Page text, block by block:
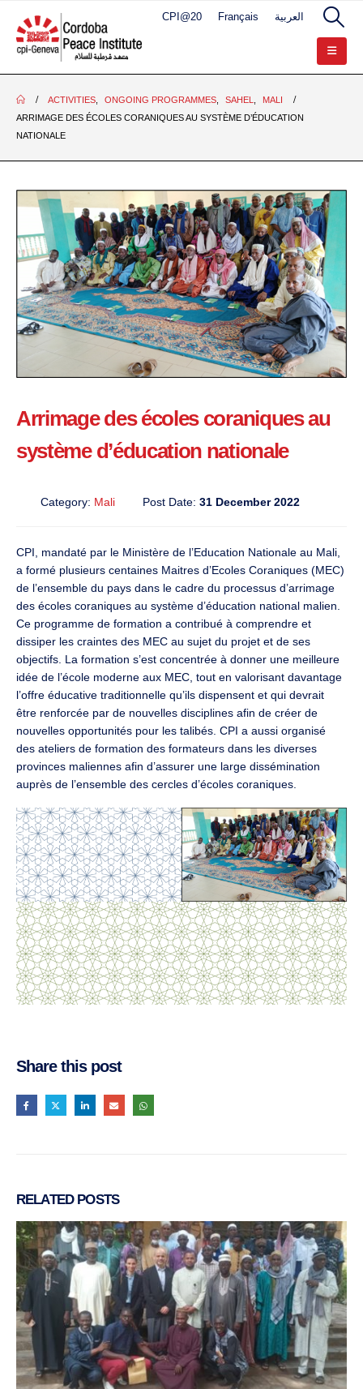
CPI@20 Français العربية
ACTIVITIES, ONGOING PROGRAMMES, SAHEL
MALI
ARRIMAGE DES ÉCOLES CORANIQUES AU SYSTÈME D’ÉDUCATION
NATIONALE
Arrimage des écoles coraniques au
système d’éducation nationale
Category: Mali Post Date: 31 December 2022
CPI, mandaté par le Ministère de l’Education Nationale au Mali,
a formé plusieurs centaines Maitres d’Ecoles Coraniques (MEC)
de l’ensemble du pays dans le cadre du processus d’arrimage
des écoles coraniques au système d’éducation national malien.
Ce programme de formation a contribué à comprendre et
dissiper les craintes des MEC au sujet du projet et de ses
objectifs. La formation s’est concentrée à donner une meilleure
idée de l’école moderne aux MEC, tout en valorisant davantage
l’offre éducative traditionnelle qu’ils dispensent et qui devrait
être renforcée par de nouvelles disciplines afin de créer de
nouvelles opportunités pour les talibés. CPI a aussi organisé
des ateliers de formation des formateurs dans les diverses
provinces maliennes afin d’assurer une large dissémination
auprès de l’ensemble des cercles d’écoles coraniques.
Share this post
RELATED POSTS